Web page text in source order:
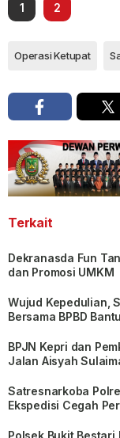
1 2
Operasi Ketupat
Terkait
Dekranasda Fun
dan Promosi UMKM
Wujud Kepedulian,
Bersama BPBD
BPJN Kepri dan
Jalan Aisyah
Satresnarkoba
Ekspedisi Cegah
Polsek Bukit